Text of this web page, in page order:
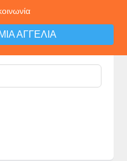
ΑΓΓΕΛΊΑ